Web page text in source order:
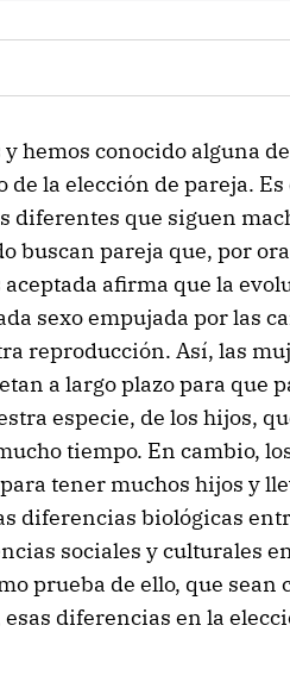
hemos conocido alguna
de la elección de pareja.
diferentes que siguen
buscan pareja que, por
afirma que la
sexo empujada por las
reproducción. Así, las
a largo plazo para que
especie, de los hijos,
tiempo. En cambio,
tener muchos hijos y
diferencias biológicas
sociales y culturales
prueba de ello, que sean
diferencias en la